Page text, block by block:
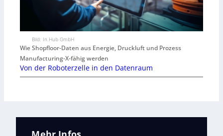
Bild: In.Hub GmbH
Wie Shopfloor-Daten aus Energie, Druckluft und Prozess
Manufacturing-X-fähig werden
Von der Roboterzelle in den Datenraum